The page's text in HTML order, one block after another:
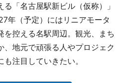
「名古屋駅新ビル（仮称）」
年（予定）にはリニアモータ
を控える名駅周辺。観光、まち
地元で頑張る人やプロジェク
注目していきたい。